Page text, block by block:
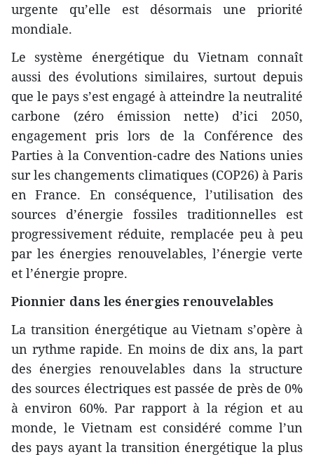
urgente qu’elle est désormais une priorité
mondiale.
Le système énergétique du Vietnam connaît
aussi des évolutions similaires, surtout depuis
que le pays s’est engagé à atteindre la neutralité
carbone (zéro émission nette) d’ici 2050,
engagement pris lors de la Conférence des
Parties à la Convention-cadre des Nations unies
sur les changements climatiques (COP26) à Paris
en France. En conséquence, l’utilisation des
sources d’énergie fossiles traditionnelles est
progressivement réduite, remplacée peu à peu
par les énergies renouvelables, l’énergie verte
et l’énergie propre.
Pionnier dans les énergies renouvelables
La transition énergétique au Vietnam s’opère à
un rythme rapide. En moins de dix ans, la part
des énergies renouvelables dans la structure
des sources électriques est passée de près de 0%
à environ 60%. Par rapport à la région et au
monde, le Vietnam est considéré comme l’un
des pays ayant la transition énergétique la plus